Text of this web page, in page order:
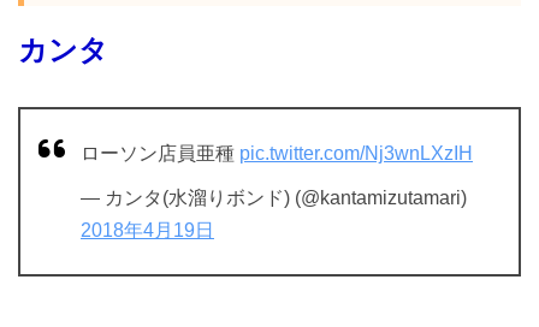
カンタ
ローソン店員亜種 pic.twitter.com/Nj3wnLXzIH
— カンタ(水溜りボンド) (@kantamizutamari)
2018年4月19日